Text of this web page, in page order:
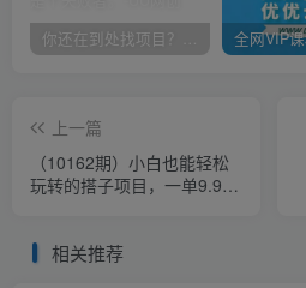
你还在到处找项目？还在当韭菜？我靠卖项目一个月收入5万+，曾经我也是个失败者。
上一篇
（10162期）小白也能轻松
玩转的搭子项目，一单9.9，
相关推荐